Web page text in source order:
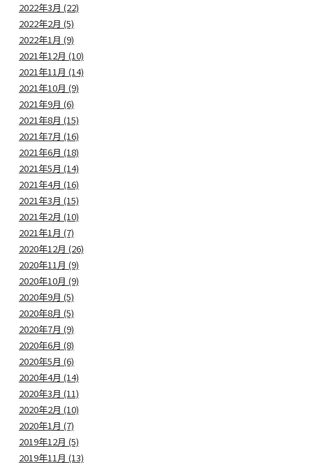
2022年3月 (22)
2022年2月 (5)
2022年1月 (9)
2021年12月 (10)
2021年11月 (14)
2021年10月 (9)
2021年9月 (6)
2021年8月 (15)
2021年7月 (16)
2021年6月 (18)
2021年5月 (14)
2021年4月 (16)
2021年3月 (15)
2021年2月 (10)
2021年1月 (7)
2020年12月 (26)
2020年11月 (9)
2020年10月 (9)
2020年9月 (5)
2020年8月 (5)
2020年7月 (9)
2020年6月 (8)
2020年5月 (6)
2020年4月 (14)
2020年3月 (11)
2020年2月 (10)
2020年1月 (7)
2019年12月 (5)
2019年11月 (13)